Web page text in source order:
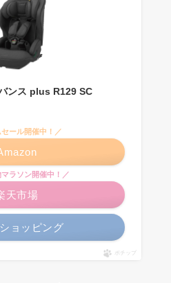
ンス plus R129 SC
ール開催中！／
ラソン開催中！／
天市場
ョッピング
ポチップ